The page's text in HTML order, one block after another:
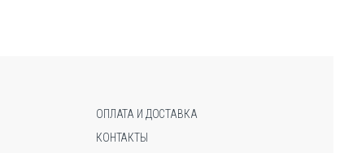
ОПЛАТА И ДОСТАВКА
КОНТАКТЫ